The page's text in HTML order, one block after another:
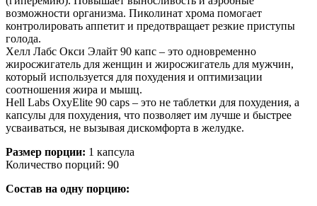
возможности организма. Пиколинат хрома помогает
контролировать аппетит и предотвращает резкие приступы
голода.
Хелл Лабс Окси Элайт 90 капс – это одновременно
жиросжигатель для женщин и жиросжигатель для мужчин,
который используется для похудения и оптимизации
соотношения жира и мышц.
Hell Labs OxyElite 90 caps – это не таблетки для похудения, а
капсулы для похудения, что позволяет им лучше и быстрее
усваиваться, не вызывая дискомфорта в желудке.
Размер порции: 1 капсула
Количество порций: 90
Состав на одну порцию: